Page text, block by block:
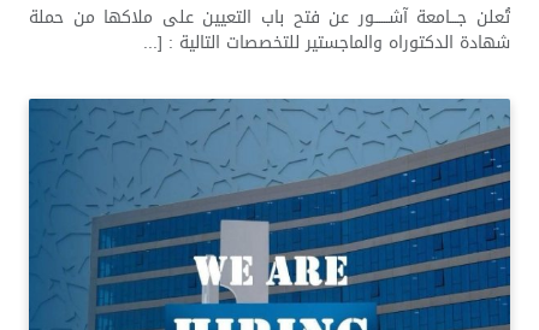
تُعلن جـــامعة آشــــــور عن فتح باب التعيين على ملاكها من حملة
شهادة الدكتوراه والماجستير للتخصصات التالية : [...